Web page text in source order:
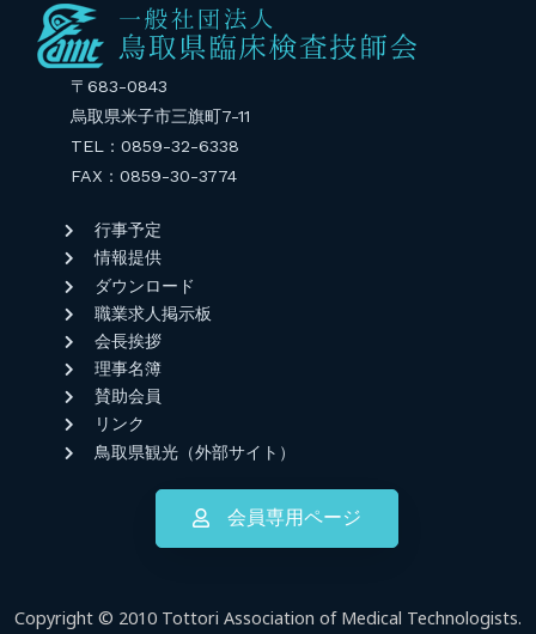
〒683-0843
烏取県米子市三旗町7-11
TEL：0859-32-6338
FAX：0859-30-3774
行事予定
情報提供
ダウンロード
職業求人掲示板
会長挨拶
理事名簿
賛助会員
リンク
鳥取県観光（外部サイト）
会員専用ページ
Copyright © 2010 Tottori Association of Medical Technologists.